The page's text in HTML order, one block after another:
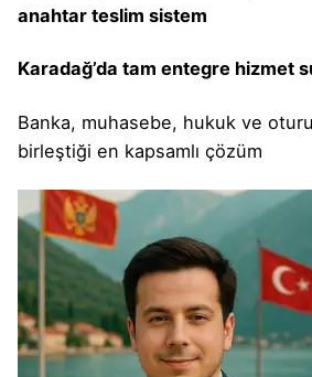
anahtar teslim sistem
Karadağ’da tam entegre hizmet
Banka, muhasebe, hukuk ve
birleştiği en kapsamlı çözüm